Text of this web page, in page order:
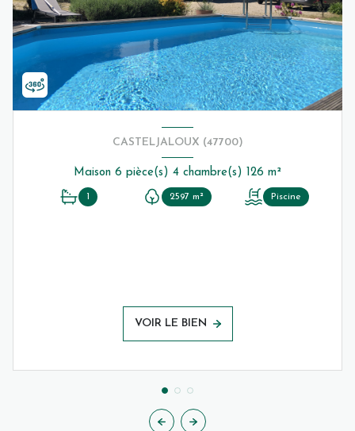
CASTELJALOUX (47700)
Maison 6 pièce(s) 4 chambre(s) 126 m²
1 2597 m² Piscine
VOIR LE BIEN